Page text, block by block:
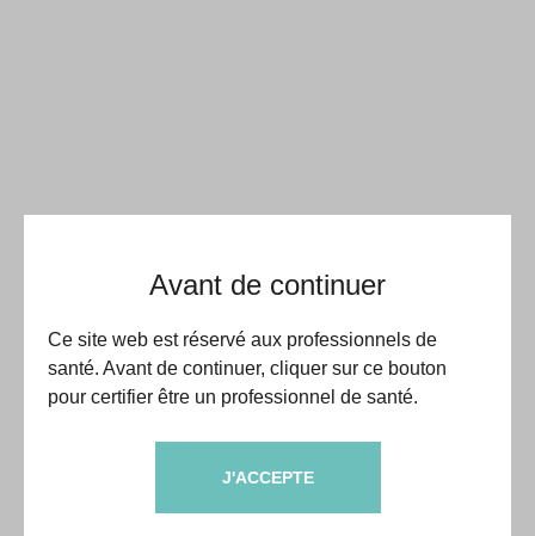
Avant de continuer
Ce site web est réservé aux professionnels de
santé. Avant de continuer, cliquer sur ce bouton
pour certifier être un professionnel de santé.
J'ACCEPTE